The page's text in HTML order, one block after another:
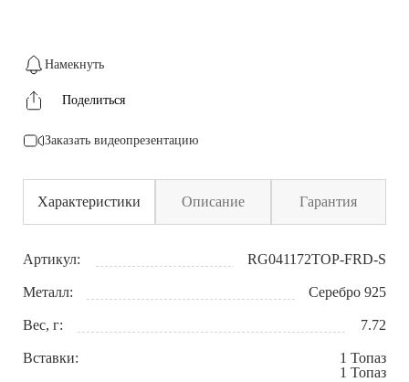
Намекнуть
Поделиться
Заказать видеопрезентацию
Характеристики Описание Гарантия
Артикул: RG041172TOP-FRD-S
Металл: Серебро 925
Вес, г: 7.72
Вставки:
1 Топаз
1 Топаз